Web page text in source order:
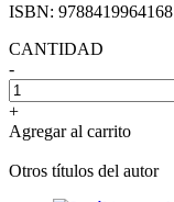
ISBN: 9788419964168
CANTIDAD
-
+
Agregar al carrito
Otros títulos del autor